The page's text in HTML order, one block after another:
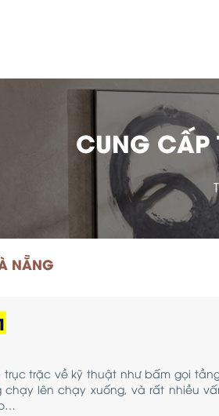
CUNG
NẴNG
trặc về kỹ thuật như bấm gọi
lên chạy xuống, và rất nhiều